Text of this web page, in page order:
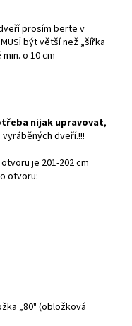
prosím berte v
být větší než „šířka
o 10 cm
nijak upravovat,
dveří.!!!
je 201-202 cm
otvoru:
„80" (obložková